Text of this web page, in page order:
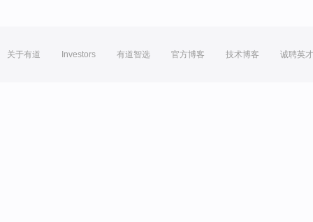
关于有道 Investors 有道智选 官方博客 技术博客 诚聘英才